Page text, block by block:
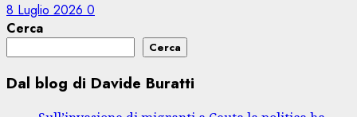
8 Luglio 2026 0
Cerca
Cerca
Dal blog di Davide Buratti